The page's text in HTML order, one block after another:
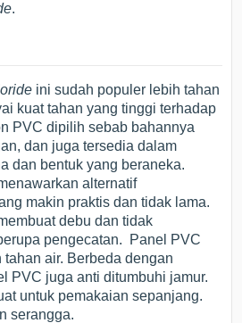
.
ini sudah populer lebih tahan
kuat tahan yang tinggi terhadap
PVC dipilih sebab bahannya
dan juga tersedia dalam
dan bentuk yang beraneka.
alternatif
makin praktis dan tidak lama.
debu dan tidak
pengecatan. Panel PVC
air. Berbeda dengan
PVC juga anti ditumbuhi jamur.
untuk pemakaian sepanjang.
serangga.